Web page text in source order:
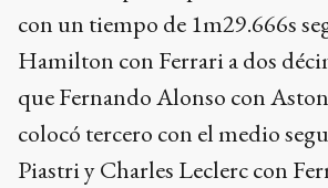
con un tiempo de 1m29.666s
Hamilton con Ferrari a dos
que Fernando Alonso con
colocó tercero con el medio
Piastri y Charles Leclerc con